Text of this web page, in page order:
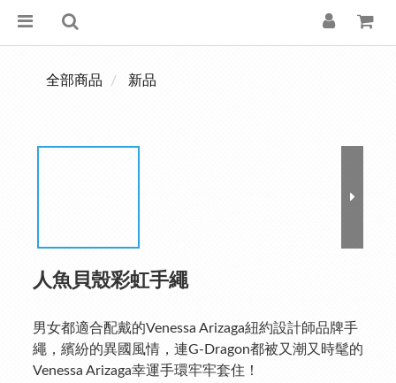
全部商品 新品
人魚貝殼彩虹手繩
男女都適合配戴的Venessa Arizaga紐約設計師品牌手
繩，繽紛的異國風情，連G-Dragon都被又潮又時髦的
Venessa Arizaga幸運手環牢牢套住！